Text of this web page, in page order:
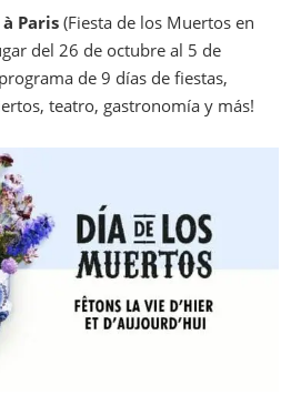
Paris (Fiesta de los Muertos en
del 26 de octubre al 5 de
de 9 días de fiestas,
teatro, gastronomía y más!